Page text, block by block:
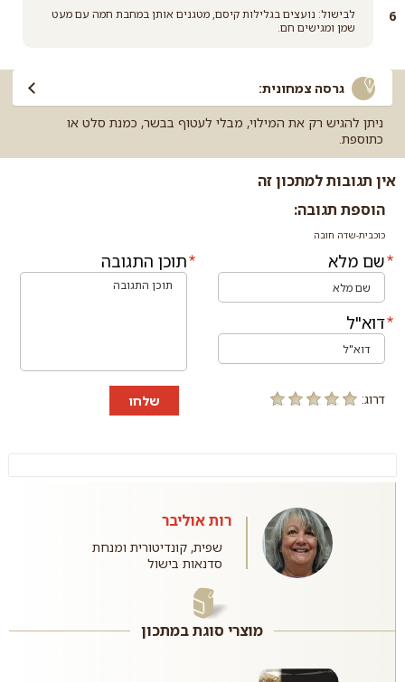
לבישול: נועצים בגלילות קיסם, מטגנים אותן במחבת חמה עם מעט
שמן ומגישים חם.
גרסה צמחונית:
ניתן להגיש רק את המילוי, מבלי לעטוף בבשר, כמנת סלט או
כתוספת.
אין תגובות למתכון זה
הוספת תגובה:
כוכבית-שדה חובה
שם מלא
דוא"ל
תוכן התגובה
דרוג: שלחו
רות אוליבר
שפית, קונדיטורית ומנחת
סדנאות בישול
מוצרי סוגת במתכון